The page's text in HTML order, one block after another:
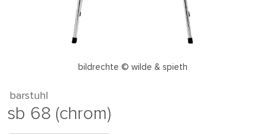
bildrechte © wilde & spieth
barstuhl
sb 68 (chrom)